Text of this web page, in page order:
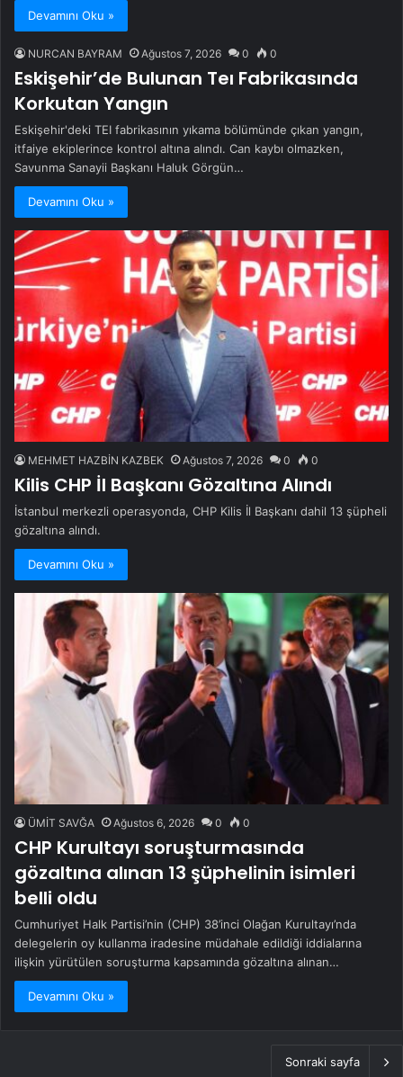
Devamını Oku »
NURCAN BAYRAM Ağustos 7, 2026 0 0
Eskişehir’de Bulunan Teı Fabrikasında
Korkutan Yangın
Eskişehir'deki TEI fabrikasının yıkama bölümünde çıkan yangın,
itfaiye ekiplerince kontrol altına alındı. Can kaybı olmazken,
Savunma Sanayii Başkanı Haluk Görgün…
Devamını Oku »
MEHMET HAZBİN KAZBEK Ağustos 7, 2026 0 0
Kilis CHP İl Başkanı Gözaltına Alındı
İstanbul merkezli operasyonda, CHP Kilis İl Başkanı dahil 13 şüpheli
gözaltına alındı.
Devamını Oku »
ÜMİT SAVĞA Ağustos 6, 2026 0 0
CHP Kurultayı soruşturmasında
gözaltına alınan 13 şüphelinin isimleri
belli oldu
Cumhuriyet Halk Partisi’nin (CHP) 38’inci Olağan Kurultayı’nda
delegelerin oy kullanma iradesine müdahale edildiği iddialarına
ilişkin yürütülen soruşturma kapsamında gözaltına alınan…
Devamını Oku »
Sonraki sayfa